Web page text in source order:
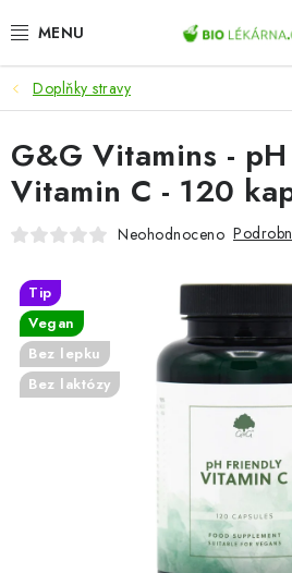
na
AKCE
DOPLŇKY STRAVY
PŘÍRODNÍ KOSMETIKA
ZDRAVÉ POTRAVINY
PŘÍSTROJE
Odborný garant MUDr. Monika
Doplňky stravy
G&G Vitamins -
Vitamin C - 120
Neohodnoceno
Tip
Vegan
Bez lepku
Bez laktózy